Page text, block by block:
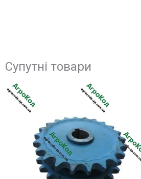
Супутні товари